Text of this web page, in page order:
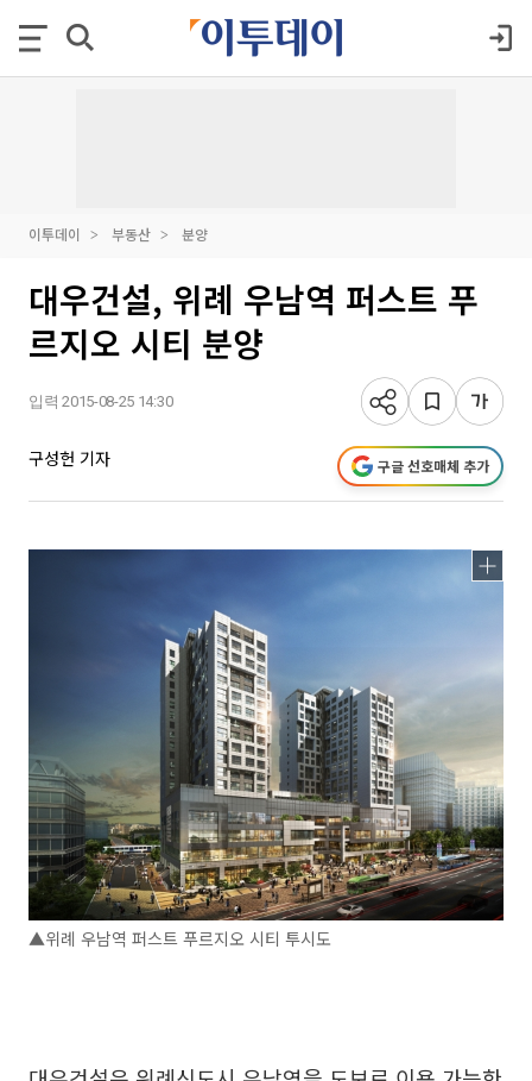
이투데이 부동산 분양
대우건설, 위례 우남역 퍼스트 푸
르지오 시티 분양
입력 2015-08-25 14:30
구성헌 기자 구글 선호매체 추가
▲위례 우남역 퍼스트 푸르지오 시티 투시도